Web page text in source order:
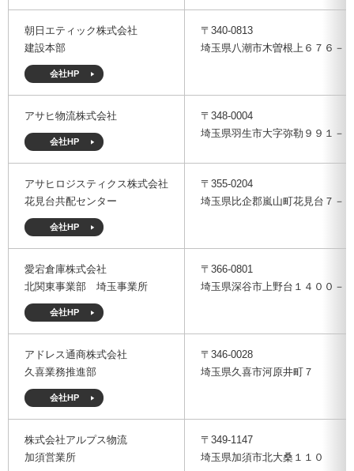
入会のご案内
人材の確保・育成に関する事例集
物流関連製品・ソフト
日本倉庫時報
事業計画書（BCP）
倉庫管理主任者講習会 FAQ
教育研修事業について
修了証（倉庫管理主任者講習会）を紛失された方へ
ご意見箱
メールマガジン登録
広告のご案内
トラック・物流Gメンよろず相談室
アクセス
個人情報保護方針
朝日エティック株式会社
建設本部
会社HP
〒340-0813
埼玉県八潮市木曽根上６７６－１
アサヒ物流株式会社
会社HP
〒348-0004
埼玉県羽生市大字弥勒９９１－１
アサヒロジスティクス株式会社
花見台共配センター
会社HP
〒355-0204
埼玉県比企郡嵐山町花見台７－１
愛宕倉庫株式会社
北関東事業部 埼玉事業所
会社HP
〒366-0801
埼玉県深谷市上野台１４００－
アドレス通商株式会社
久喜業務推進部
会社HP
〒346-0028
埼玉県久喜市河原井町７
株式会社アルプス物流
加須営業所
〒349-1147
埼玉県加須市北大桑１１０